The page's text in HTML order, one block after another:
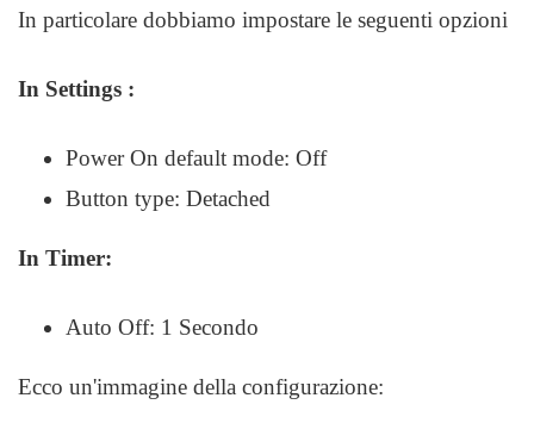
In particolare dobbiamo impostare le seguenti opzioni
In Settings :
Power On default mode: Off
Button type: Detached
In Timer:
Auto Off: 1 Secondo
Ecco un'immagine della configurazione: